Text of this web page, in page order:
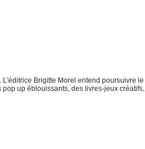
Brigitte Morel entend poursuivre le
up éblouissants, des livres-jeux créatifs,